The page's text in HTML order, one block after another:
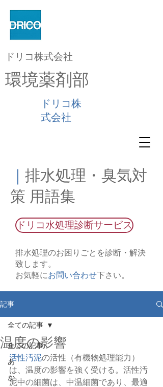
ドリコ株式会社
環境薬剤部
ドリコ株
式会社
｜ 排水処理・臭気対
策 用語集
ドリコ水処理診断サービス
排水処理のお困りごとを診断・解決
致します。
お気軽にお問い合わせ下さい。
記事
全ての記事
あ
か
全ての記事
温度の影響
活性汚泥の活性（有機物処理能力）
は、温度の影響を強く受ける。活性汚
泥中の細菌は、中温細菌であり、最適